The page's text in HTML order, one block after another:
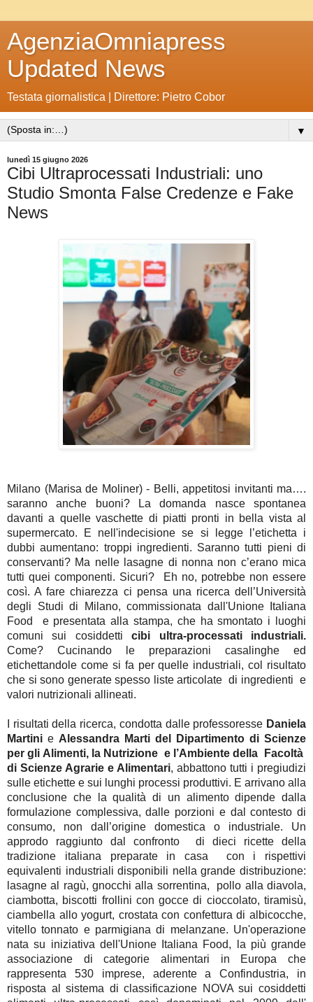
AgenziaOmniapress
Updated News
Testata giornalistica | Direttore: Pietro Cobor
▼
lunedì 15 giugno 2026
Cibi Ultraprocessati Industriali: uno
Studio Smonta False Credenze e Fake
News
Milano (Marisa de Moliner) - Belli, appetitosi invitanti ma….
saranno anche buoni? La domanda nasce spontanea
davanti a quelle vaschette di piatti pronti in bella vista al
supermercato. E nell'indecisione se si legge l’etichetta i
dubbi aumentano: troppi ingredienti. Saranno tutti pieni di
conservanti? Ma nelle lasagne di nonna non c’erano mica
tutti quei componenti. Sicuri?  Eh no, potrebbe non essere
così. A fare chiarezza ci pensa una ricerca dell’Università
degli Studi di Milano, commissionata dall'Unione Italiana
Food  e presentata alla stampa, che ha smontato i luoghi
comuni sui cosiddetti cibi ultra-processati industriali.
Come? Cucinando le preparazioni casalinghe ed
etichettandole come si fa per quelle industriali, col risultato
che si sono generate spesso liste articolate  di ingredienti  e
valori nutrizionali allineati.
I risultati della ricerca, condotta dalle professoresse Daniela
Martini e Alessandra Marti del Dipartimento di Scienze
per gli Alimenti, la Nutrizione  e l’Ambiente della  Facoltà
di Scienze Agrarie e Alimentari, abbattono tutti i pregiudizi
sulle etichette e sui lunghi processi produttivi. E arrivano alla
conclusione che la qualità di un alimento dipende dalla
formulazione complessiva, dalle porzioni e dal contesto di
consumo, non dall’origine domestica o industriale. Un
approdo raggiunto dal confronto  di dieci ricette della
tradizione italiana preparate in casa  con i rispettivi
equivalenti industriali disponibili nella grande distribuzione:
lasagne al ragù, gnocchi alla sorrentina,  pollo alla diavola,
ciambotta, biscotti frollini con gocce di cioccolato, tiramisù,
ciambella allo yogurt, crostata con confettura di albicocche,
vitello tonnato e parmigiana di melanzane. Un'operazione
nata su iniziativa dell'Unione Italiana Food, la più grande
associazione di categorie alimentari in Europa che
rappresenta 530 imprese, aderente a Confindustria, in
risposta al sistema di classificazione NOVA sui cosiddetti